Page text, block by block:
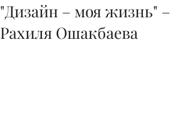
"Дизайн – моя жизнь" –
Рахиля Ошакбаева